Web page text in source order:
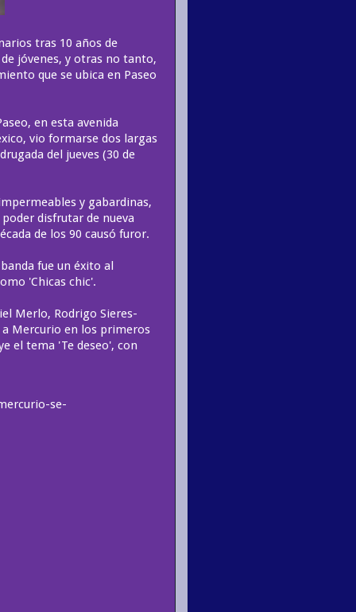
tras 10 años de
jóvenes, y otras no tanto,
que se ubica en Paseo
en esta avenida
vio formarse dos largas
del jueves (30 de
y gabardinas,
disfrutar de nueva
de los 90 causó furor.
fue un éxito al
'Chicas chic'.
Merlo, Rodrigo Sieres-
Mercurio en los primeros
el tema 'Te deseo', con
se-